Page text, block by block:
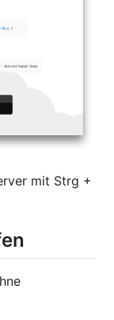
mit Strg +